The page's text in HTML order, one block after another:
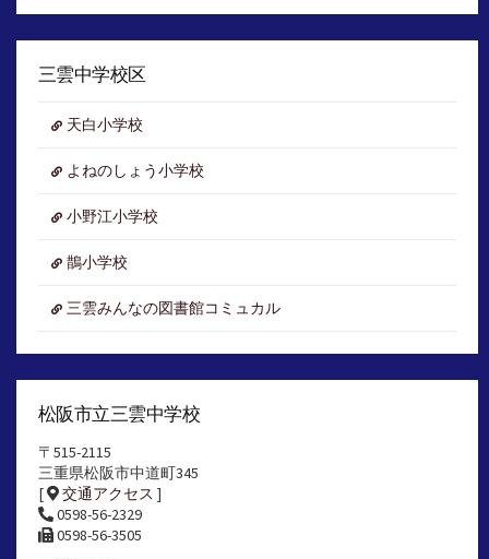
イ
三雲中学校区
天白小学校
よねのしょう小学校
小野江小学校
鵲小学校
三雲みんなの図書館コミュカル
松阪市立三雲中学校
〒515-2115
三重県松阪市中道町345
[
交通アクセス ]
0598-56-2329
0598-56-3505